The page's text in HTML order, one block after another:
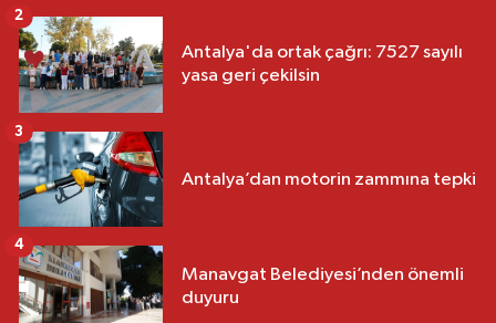
Antalya'da ortak çağrı: 7527 sayılı
yasa geri çekilsin
2
Antalya’dan motorin zammına tepki
3
Manavgat Belediyesi’nden önemli
duyuru
4